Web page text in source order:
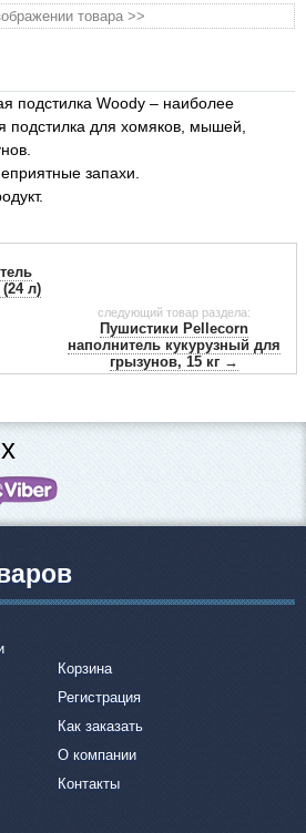
товара >>
подстилка Woody – наиболее
подстилка для хомяков, мышей,
запахи.
л)
следующий товар раздела:
Пушистики Pellecorn
наполнитель кукурузный для
грызунов, 15 кг →
Корзина
Регистрация
Как заказать
О компании
Контакты